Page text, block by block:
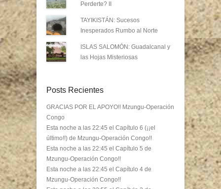
Perderte? II
TAYIKISTÁN: Sucesos
Inesperados Rumbo al Norte
ISLAS SALOMÓN: Guadalcanal y
las Hojas Misteriosas
Posts Recientes
GRACIAS POR EL APOYO!! Mzungu-Operación
Congo
Esta noche a las 22:45 el Capítulo 6 (¡¡el
último!!) de Mzungu-Operación Congo!!
Esta noche a las 22:45 el Capítulo 5 de
Mzungu-Operación Congo!!
Esta noche a las 22:45 el Capítulo 4 de
Mzungu-Operación Congo!!